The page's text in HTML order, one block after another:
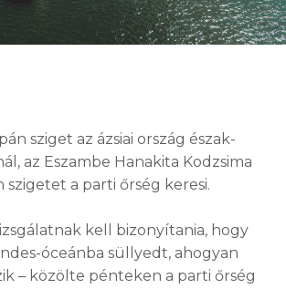
sziget az ázsiai ország észak-
az Eszambe Hanakita Kodzsima
szigetet a parti őrség keresi.
kell bizonyítania, hogy
óceánba süllyedt, ahogyan
– közölte pénteken a parti őrség